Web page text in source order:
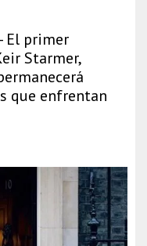
El primer
Starmer,
que enfrentan